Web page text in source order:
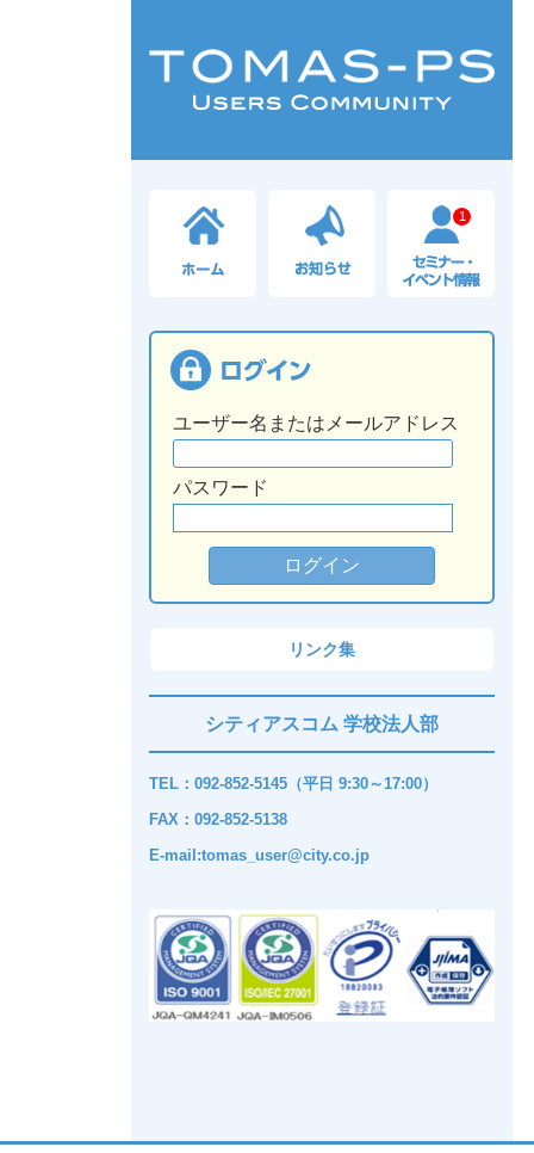
1
ユーザー名またはメールアドレス
パスワード
リンク集
シティアスコム 学校法人部
TEL：092-852-5145（平日 9:30～17:00）
FAX：092-852-5138
E-mail:tomas_user@city.co.jp